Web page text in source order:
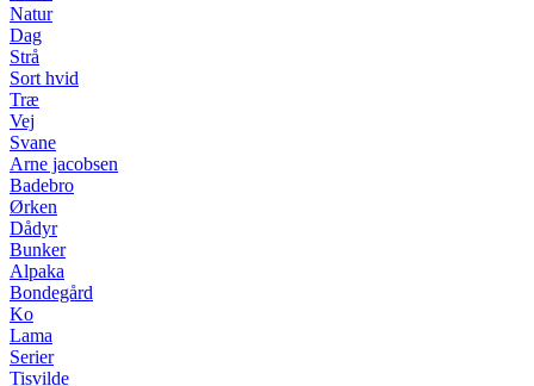
Natur
Dag
Strå
Sort hvid
Træ
Vej
Svane
Arne jacobsen
Badebro
Ørken
Dådyr
Bunker
Alpaka
Bondegård
Ko
Lama
Serier
Tisvilde